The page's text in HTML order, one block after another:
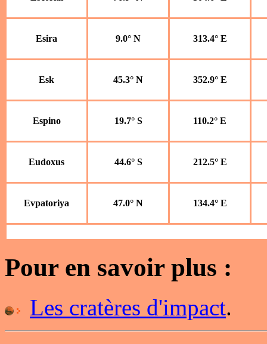
Esira 9.0° N 313.4° E
Esk 45.3° N 352.9° E
Espino 19.7° S 110.2° E
Eudoxus 44.6° S 212.5° E
Evpatoriya 47.0° N 134.4° E
Pour en savoir plus :
Les cratères d'impact.